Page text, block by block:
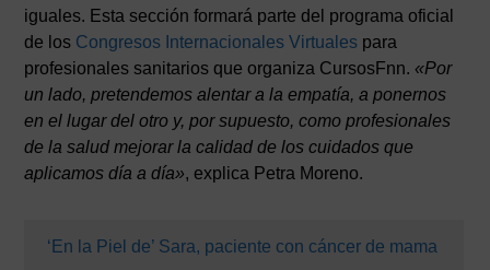
iguales. Esta sección formará parte del programa oficial
de los Congresos Internacionales Virtuales para
profesionales sanitarios que organiza CursosFnn.«Por
un lado, pretendemos alentar a la empatía, a ponernos
en el lugar del otro y, por supuesto, como profesionales
de la salud mejorar la calidad de los cuidados que
aplicamos día a día», explica Petra Moreno.
‘En la Piel de’ Sara, paciente con cáncer de mama